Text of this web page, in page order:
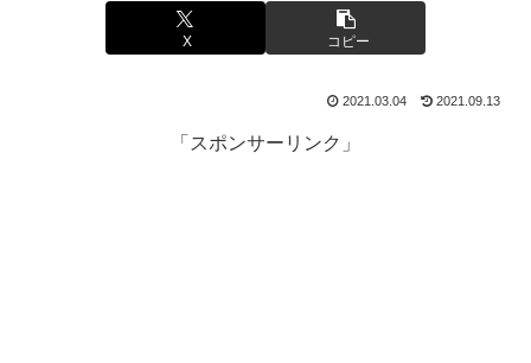
X コピー
2021.03.04 2021.09.13
「スポンサーリンク」